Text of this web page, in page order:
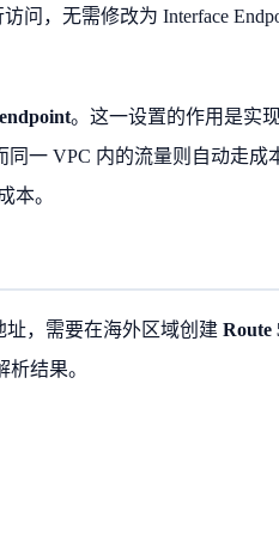
问，无需修改为 Interface
。这一设置的作用是实
同一 VPC 内的流量则自动走成
本。
址，需要在海外区域创建 Route
结果。